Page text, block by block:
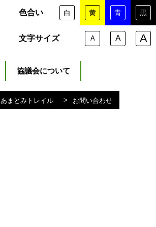
色合い 白 黄 青 黒
文字サイズ A A A
協議会について
あまとみトレイル > お問い合わせ